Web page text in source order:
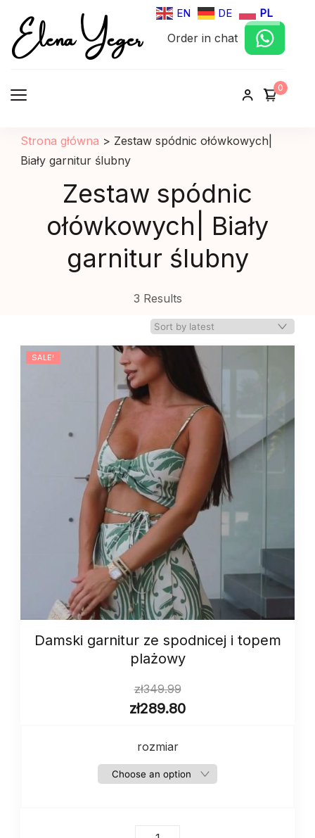
EN DE PL
Elena Yeger
Sklep internetowy odziez damska
Order in chat
0
Strona główna > Zestaw spódnic ołówkowych|
Biały garnitur ślubny
Zestaw spódnic
ołówkowych| Biały
garnitur ślubny
3 Results
SALE!
Damski garnitur ze spodnicej i topem
plażowy
zł349.99
zł289.80
rozmiar
Damski